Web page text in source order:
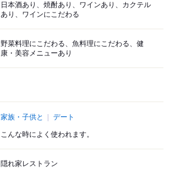
日本酒あり、焼酎あり、ワインあり、カクテル
あり、ワインにこだわる
野菜料理にこだわる、魚料理にこだわる、健
康・美容メニューあり
家族・子供と デート
こんな時によく使われます。
隠れ家レストラン